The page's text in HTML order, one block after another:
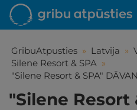
GribuAtpusties » Latvija »
Silene Resort & SPA »
"Silene Resort & SPA"
"Silene Resort